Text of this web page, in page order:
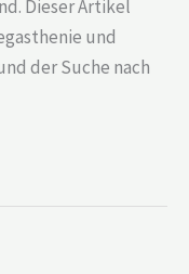
Dieser Artikel
und
der Suche nach